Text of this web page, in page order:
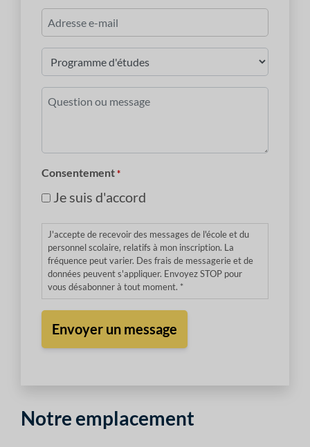
téléphone
*
d'études
*
Consentement *
Je suis d'accord
J'accepte de recevoir des messages de l'école et du
personnel scolaire, relatifs à mon inscription. La
fréquence peut varier. Des frais de messagerie et de
données peuvent s'appliquer. Envoyez STOP pour
vous désabonner à tout moment. *
Notre emplacement